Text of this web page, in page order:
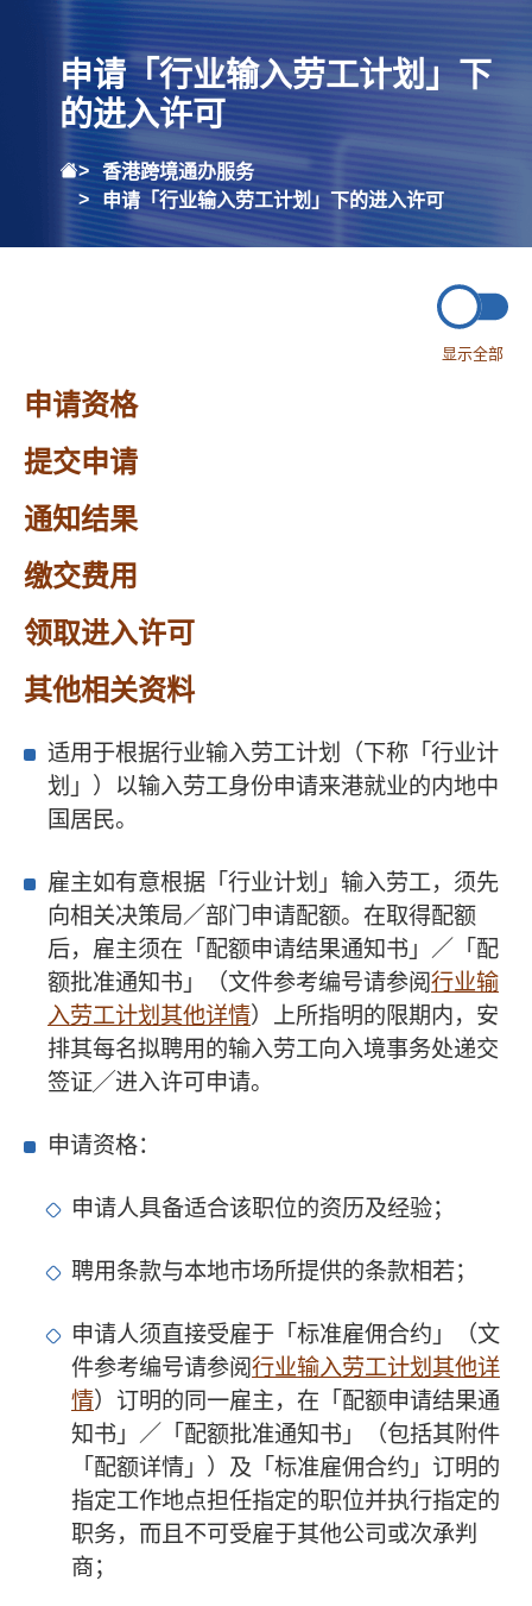
申请「行业输入劳工计划」下
的进入许可
香港跨境通办服务
申请「行业输入劳工计划」下的进入许可
显示全部
申请资格
提交申请
通知结果
缴交费用
领取进入许可
其他相关资料
适用于根据行业输入劳工计划（下称「行业计
划」）以输入劳工身份申请来港就业的内地中
国居民。
雇主如有意根据「行业计划」输入劳工，须先
向相关决策局／部门申请配额。在取得配额
后，雇主须在「配额申请结果通知书」／「配
额批准通知书」（文件参考编号请参阅行业输
入劳工计划其他详情）上所指明的限期内，安
排其每名拟聘用的输入劳工向入境事务处递交
签证╱进入许可申请。
申请资格：
申请人具备适合该职位的资历及经验；
聘用条款与本地市场所提供的条款相若；
申请人须直接受雇于「标准雇佣合约」（文
件参考编号请参阅行业输入劳工计划其他详
情）订明的同一雇主，在「配额申请结果通
知书」／「配额批准通知书」（包括其附件
「配额详情」）及「标准雇佣合约」订明的
指定工作地点担任指定的职位并执行指定的
职务，而且不可受雇于其他公司或次承判
商；